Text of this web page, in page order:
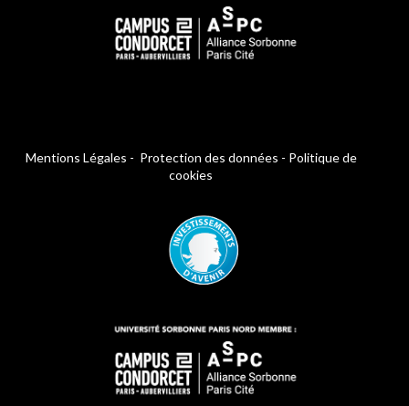
Mentions Légales - Protection des données - Politique de
cookies